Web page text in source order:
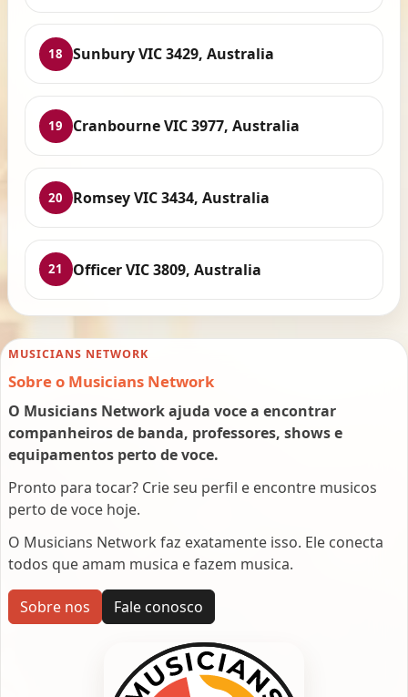
18 Sunbury VIC 3429, Australia
19 Cranbourne VIC 3977, Australia
20 Romsey VIC 3434, Australia
21 Officer VIC 3809, Australia
MUSICIANS NETWORK
Sobre o Musicians Network
O Musicians Network ajuda voce a encontrar
companheiros de banda, professores, shows e
equipamentos perto de voce.
Pronto para tocar? Crie seu perfil e encontre musicos
perto de voce hoje.
O Musicians Network faz exatamente isso. Ele conecta
todos que amam musica e fazem musica.
Sobre nos Fale conosco